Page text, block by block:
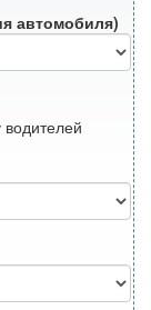
автомобиля)
водителей